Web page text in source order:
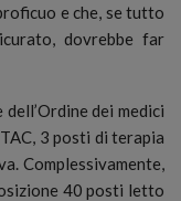
e che, se tutto
dovrebbe far
dei medici
3 posti di terapia
Complessivamente,
40 posti letto